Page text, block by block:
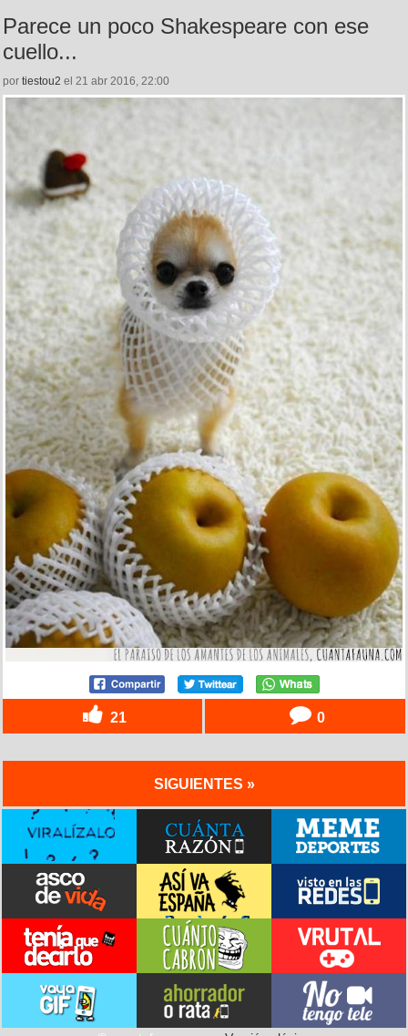
Parece un poco Shakespeare con ese
cuello...
por tiestou2 el 21 abr 2016, 22:00
21 0
SIGUIENTES »